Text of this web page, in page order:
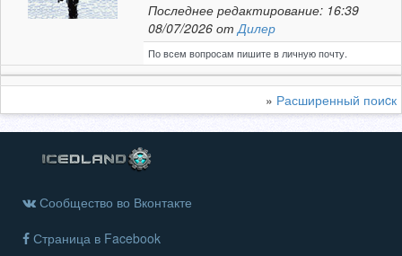
Последнее редактирование: 16:39
08/07/2026 отДилер
По всем вопросам пишите в личную почту.
» Расширенный поиcк
Сообщество во Вконтакте
Страница в Facebook